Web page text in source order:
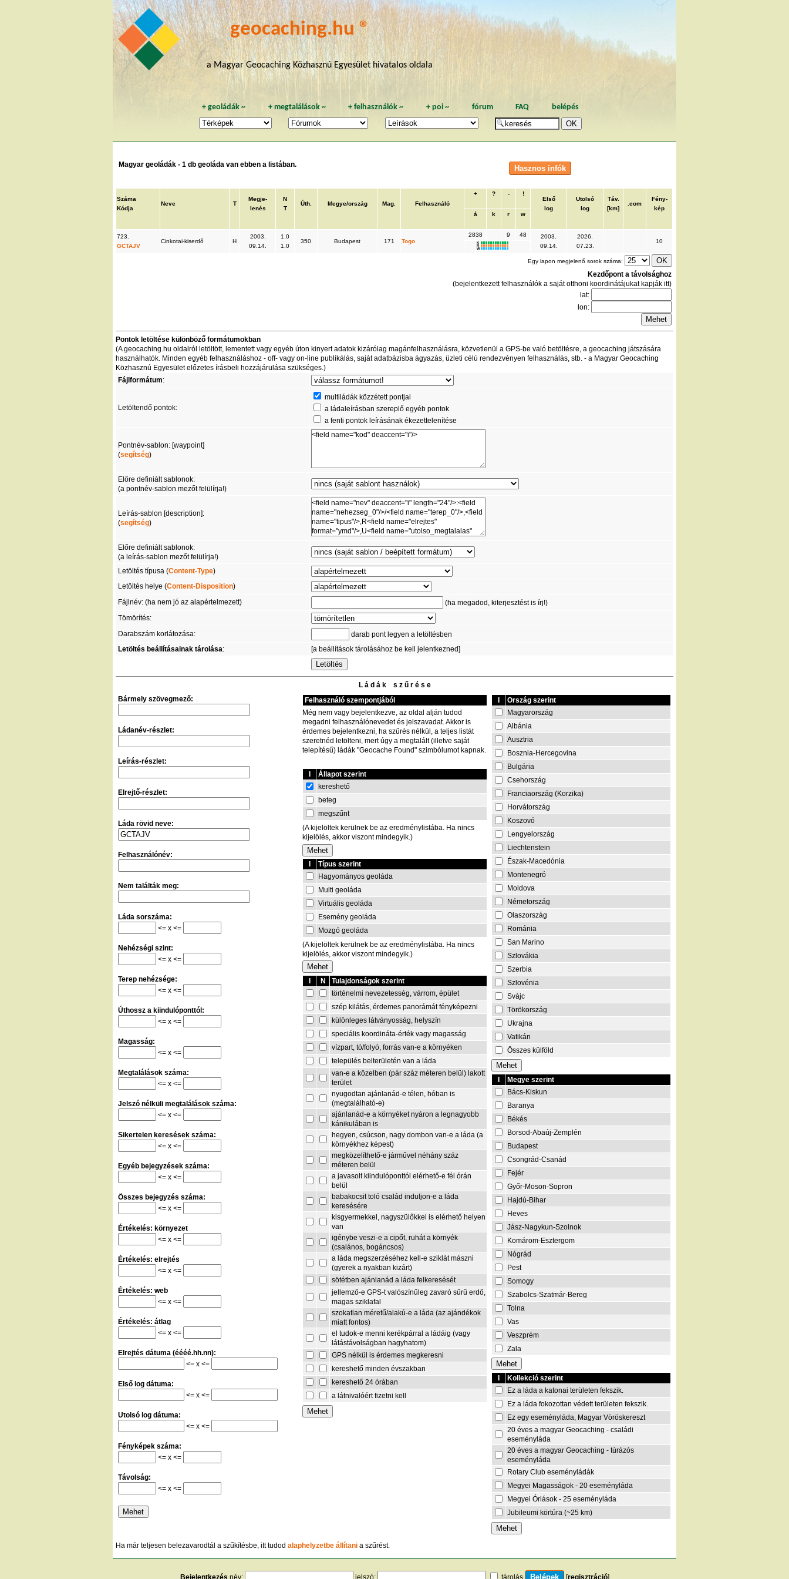
geocaching.hu ®
a Magyar Geocaching Közhasznú Egyesület hivatalos oldala
+geoládák ~ + megtalálások~ +felhasználók ~ + poi~ fórum FAQ belépés
Magyar geoládák - 1 db geoláda van ebben a listában.
Száma
Kódja
Neve T
Megje-
lenés
N
T
Úth. Megye/ország Mag. Felhasználó
+ ? -
!
Első
log
Utolsó
log
Táv.
[km]
.com
Fény-
kép
á
k r w
723.
GCTAJV
Cinkotai-kiserdő H
2003.
09.14.
1.0
1.0
350 Budapest 171 Togo
2838 9 48
2003.
09.14.
2026.
07.23.
10
K
R
W
Egy lapon megjelenő sorok száma:
Kezdőpont a távolsághoz
(bejelentkezett felhasználók a saját otthoni koordinátájukat kapják itt)
lat:
lon:
Pontok letöltése különböző formátumokban
(A geocaching.hu oldalról letöltött, lementett vagy egyéb úton kinyert adatok kizárólag magánfelhasználásra, közvetlenül a GPS-be való betöltésre, a geocaching játszására
használhatók. Minden egyéb felhasználáshoz - off- vagy on-line publikálás, saját adatbázisba ágyazás, üzleti célú rendezvényen felhasználás, stb. - a Magyar Geocaching
Közhasznú Egyesület előzetes írásbeli hozzájárulása szükséges.)
Fájlformátum:
Letöltendő pontok:
multiládák közzétett pontjai
a ládaleírásban szereplő egyéb pontok
a fenti pontok leírásának ékezettelenítése
Pontnév-sablon: [waypoint]
(segítség)
Előre definiált sablonok:
(a pontnév-sablon mezőt felülírja!)
Leírás-sablon [description]:
(segítség)
Előre definiált sablonok:
(a leírás-sablon mezőt felülírja!)
Letöltés típusa (Content-Type)
Letöltés helye (Content-Disposition)
Fájlnév: (ha nem jó az alapértelmezett)
(ha megadod, kiterjesztést is írj!)
Tömörítés:
Darabszám korlátozása:
darab pont legyen a letöltésben
Letöltés beállításainak tárolása: [a beállítások tárolásához be kell jelentkezned]
L á d á k s z ű r é s e
Bármely szövegmező:
Ládanév-részlet:
Leírás-részlet:
Elrejtő-részlet:
Láda rövid neve:
Felhasználónév:
Nem találták meg:
Láda sorszáma:
<= x <=
Nehézségi szint:
<= x <=
Terep nehézsége:
<= x <=
Úthossz a kiindulóponttól:
<= x <=
Magasság:
<= x <=
Megtalálások száma:
<= x <=
Jelszó nélküli megtalálások száma:
<= x <=
Sikertelen keresések száma:
<= x <=
Egyéb bejegyzések száma:
<= x <=
Összes bejegyzés száma:
<= x <=
Értékelés: környezet
<= x <=
Értékelés: elrejtés
<= x <=
Értékelés: web
<= x <=
Értékelés: átlag
<= x <=
Elrejtés dátuma (éééé.hh.nn):
<= x <=
Első log dátuma:
<= x <=
Utolsó log dátuma:
<= x <=
Fényképek száma:
<= x <=
Távolság:
<= x <=
Felhasználó szempontjából
Még nem vagy bejelentkezve, az oldal alján tudod
megadni felhasználónevedet és jelszavadat. Akkor is
érdemes bejelentkezni, ha szűrés nélkül, a teljes listát
szeretnéd letölteni, mert úgy a megtalált (illetve saját
telepítésű) ládák "Geocache Found" szimbólumot kapnak.
Állapot szerint
kereshető
beteg
megszűnt
(A kijelöltek kerülnek be az eredménylistába. Ha nincs
kijelölés, akkor viszont mindegyik.)
Típus szerint
Hagyományos geoláda
Multi geoláda
Virtuális geoláda
Esemény geoláda
Mozgó geoláda
(A kijelöltek kerülnek be az eredménylistába. Ha nincs
kijelölés, akkor viszont mindegyik.)
N
Tulajdonságok szerint
történelmi nevezetesség, várrom, épület
szép kilátás, érdemes panorámát fényképezni
különleges látványosság, helyszín
speciális koordináta-érték vagy magasság
vízpart, tó/folyó, forrás van-e a környéken
település belterületén van a láda
van-e a közelben (pár száz méteren belül) lakott
terület
nyugodtan ajánlanád-e télen, hóban is
(megtalálható-e)
ajánlanád-e a környéket nyáron a legnagyobb
kánikulában is
hegyen, csúcson, nagy dombon van-e a láda (a
környékhez képest)
megközelíthető-e járművel néhány száz
méteren belül
a javasolt kiindulóponttól elérhető-e fél órán
belül
babakocsit toló család induljon-e a láda
keresésére
kisgyermekkel, nagyszülőkkel is elérhető helyen
van
igénybe veszi-e a cipőt, ruhát a környék
(csalános, bogáncsos)
a láda megszerzéséhez kell-e sziklát mászni
(gyerek a nyakban kizárt)
sötétben ajánlanád a láda felkeresését
jellemző-e GPS-t valószínűleg zavaró sűrű erdő,
magas sziklafal
szokatlan méretű/alakú-e a láda (az ajándékok
miatt fontos)
el tudok-e menni kerékpárral a ládáig (vagy
látástávolságban hagyhatom)
GPS nélkül is érdemes megkeresni
kereshető minden évszakban
kereshető 24 órában
a látnivalóért fizetni kell
I
Ország szerint
Magyarország
Albánia
Ausztria
Bosznia-Hercegovina
Bulgária
Csehország
Franciaország (Korzika)
Horvátország
Koszovó
Lengyelország
Liechtenstein
Észak-Macedónia
Montenegró
Moldova
Németország
Olaszország
Románia
San Marino
Szlovákia
Szerbia
Szlovénia
Svájc
Törökország
Ukrajna
Vatikán
Összes külföld
I
Megye szerint
Bács-Kiskun
Baranya
Békés
Borsod-Abaúj-Zemplén
Budapest
Csongrád-Csanád
Fejér
Győr-Moson-Sopron
Hajdú-Bihar
Heves
Jász-Nagykun-Szolnok
Komárom-Esztergom
Nógrád
Pest
Somogy
Szabolcs-Szatmár-Bereg
Tolna
Vas
Veszprém
Zala
Kollekció szerint
Ez a láda a katonai területen fekszik.
Ez a láda fokozottan védett területen fekszik.
Ez egy eseményláda, Magyar Vöröskereszt
20 éves a magyar Geocaching - családi
eseményláda
20 éves a magyar Geocaching - túrázós
eseményláda
Rotary Club eseményládák
Megyei Magasságok - 20 eseményláda
Megyei Óriások - 25 eseményláda
Jubileumi körtúra (~25 km)
Ha már teljesen belezavarodtál a szűkítésbe, itt tudod alaphelyzetbe állítani a szűrést.
Bejelentkezés név: jelszó: tárolás [regisztráció]